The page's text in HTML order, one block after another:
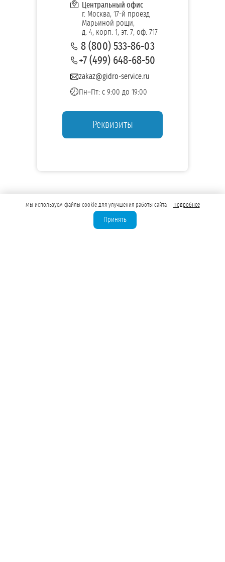
Центральный офис
г. Москва, 17-й проезд
Марьиной рощи,
д. 4, корп. 1, эт. 7, оф. 717
8 (800) 533-86-03
+7 (499) 648-68-50
zakaz@gidro-service.ru
Пн–Пт: с 9:00 до 19:00
Реквизиты
Мы используем файлы cookie для улучшения работы сайта Подробнее
Принять